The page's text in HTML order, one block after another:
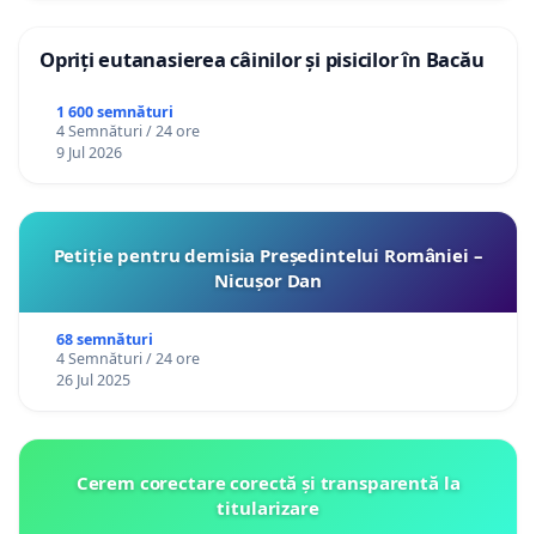
Opriți eutanasierea câinilor și pisicilor în Bacău
1 600 semnături
4 Semnături / 24 ore
9 Jul 2026
Petiție pentru demisia Președintelui României –
Nicușor Dan
68 semnături
4 Semnături / 24 ore
26 Jul 2025
Cerem corectare corectă și transparentă la
titularizare